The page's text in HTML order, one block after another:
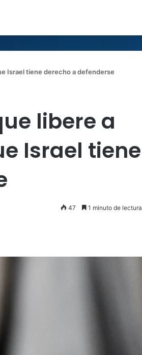
Israel tiene derecho a defenderse
libere a
Israel tiene
47 1 minuto de lectura